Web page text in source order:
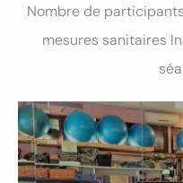
Nombre de
mesures sanitaires